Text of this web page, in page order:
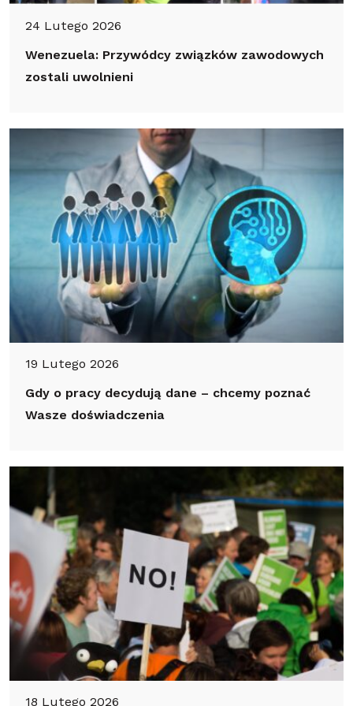
24 Lutego 2026
Wenezuela: Przywódcy związków zawodowych
zostali uwolnieni
19 Lutego 2026
Gdy o pracy decydują dane – chcemy poznać
Wasze doświadczenia
18 Lutego 2026